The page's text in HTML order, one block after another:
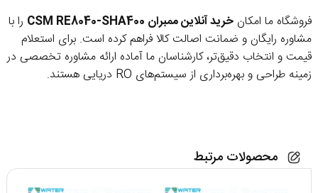
فروشگاه ما امکان خرید آنلاین ممبران CSM RE8040-SHA400
را با
مشاوره رایگان و ضمانت اصالت کالا فراهم کرده است. برای استعلام
قیمت و انتخاب دقیق‌تر، کارشناسان ما آماده ارائه مشاوره تخصصی در
زمینه طراحی و بهره‌برداری از سیستم‌های RO دریایی هستند.
محصولات مرتبط